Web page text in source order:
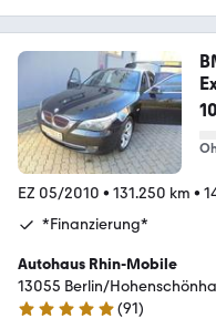
EZ 05/2010 • 131.250 km •
*Finanzierung*
Autohaus Rhin-Mobile
13055 Berlin/
5 Sterne
(91)